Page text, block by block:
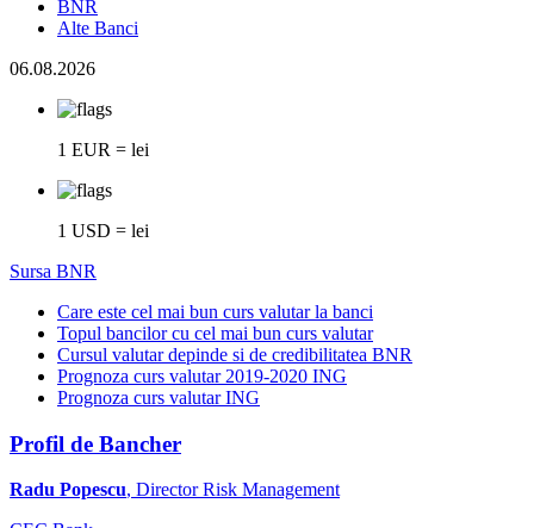
BNR
Alte Banci
06.08.2026
1 EUR = lei
1 USD = lei
Sursa BNR
Care este cel mai bun curs valutar la banci
Topul bancilor cu cel mai bun curs valutar
Cursul valutar depinde si de credibilitatea BNR
Prognoza curs valutar 2019-2020 ING
Prognoza curs valutar ING
Profil de Bancher
Radu Popescu, Director Risk Management